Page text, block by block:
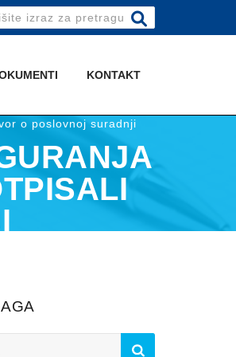
KONTAKT
o poslovnoj suradnji